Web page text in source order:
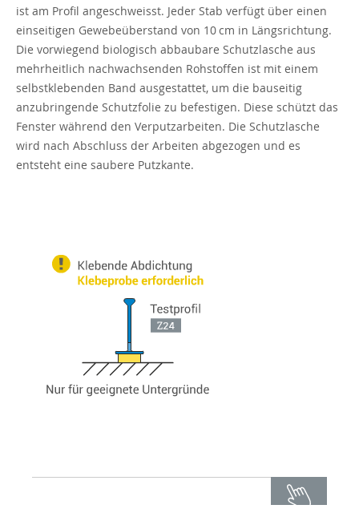
ist am Profil angeschweisst. Jeder Stab verfügt über einen
einseitigen Gewebeüberstand von 10 cm in Längsrichtung.
Die vorwiegend biologisch abbaubare Schutzlasche aus
mehrheitlich nachwachsenden Rohstoffen ist mit einem
selbstklebenden Band ausgestattet, um die bauseitig
anzubringende Schutzfolie zu befestigen. Diese schützt das
Fenster während den Verputzarbeiten. Die Schutzlasche
wird nach Abschluss der Arbeiten abgezogen und es
entsteht eine saubere Putzkante.